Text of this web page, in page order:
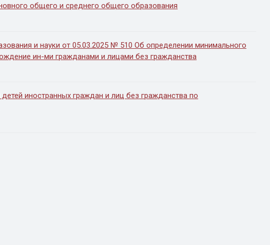
общего и среднего общего образования
и науки от 05.03.2025 № 510 Об определении минимального
ин-ми гражданами и лицами без гражданства
иностранных граждан и лиц без гражданства по